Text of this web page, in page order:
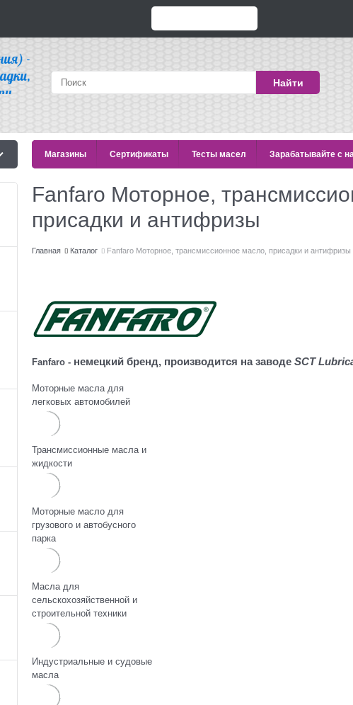
Найти
Магазины Сертификаты Тесты масел Зарабатывайте с
Fanfaro Моторное,
присадки и антифризы
Главная Каталог Fanfaro Моторное, трансмиссионное масло, присадки и антифризы
Fanfaro - немецкий бренд, производится на заводе SCT
Моторные масла для
легковых автомобилей
Трансмиссионные масла и
жидкости
Моторные масло для
грузового и автобусного
парка
Масла для
сельскохозяйственной и
строительной техники
Индустриальные и судовые
масла